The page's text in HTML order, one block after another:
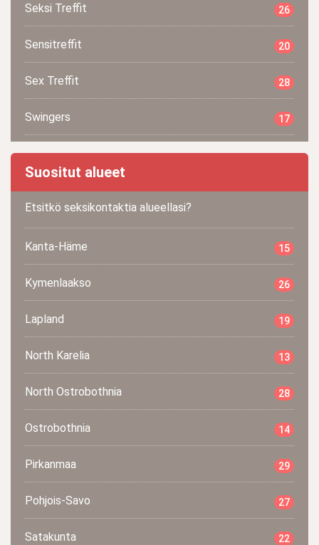
Seksi Treffit 26
Sensitreffit 20
Sex Treffit 28
Swingers 17
Suositut alueet
Etsitkö seksikontaktia alueellasi?
Kanta-Häme 15
Kymenlaakso 26
Lapland 19
North Karelia 13
North Ostrobothnia 28
Ostrobothnia 14
Pirkanmaa 29
Pohjois-Savo 27
Satakunta 22